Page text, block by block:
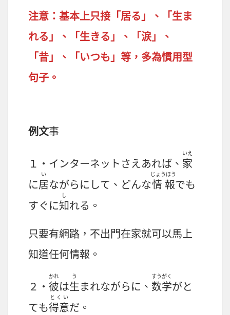
注意：基本上只接「居る」、「生ま
れる」、「生きる」、「涙」、
「昔」、「いつも」等，多為慣用型
句子。
例文事
１・インターネットさえあれば、 家
いえ
に居
い
ながらにして、どんな情報
じょうほう
でも
すぐに知
し
れる。
只要有網路，不出門在家就可以馬上
知道任何情報。
２・ 彼
かれ
は生
う
まれながらに、 数学
すうがく
がと
ても得意
とくい
だ。